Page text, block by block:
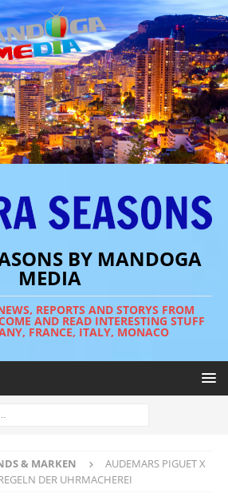
BY MANDOGA
MEDIA
REPORTS AND STORYS FROM
AND READ INTERESTING STUFF
FRANCE, ITALY, MONACO
& MARKEN
AUDEMARS PIGUET X
DER UHRMACHEREI